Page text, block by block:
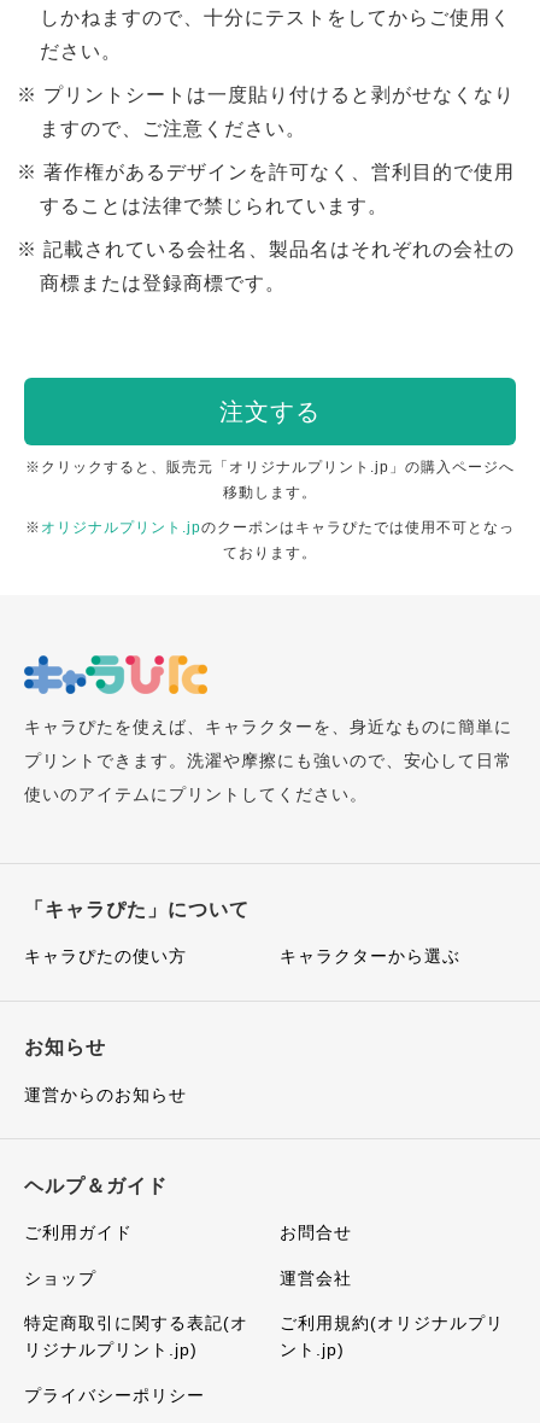
しかねますので、十分にテストをしてからご使用く
ださい。
プリントシートは一度貼り付けると剥がせなくなり
ますので、ご注意ください。
著作権があるデザインを許可なく、営利目的で使用
することは法律で禁じられています。
記載されている会社名、製品名はそれぞれの会社の
商標または登録商標です。
注文する
※クリックすると、販売元「オリジナルプリント.jp」の購入ページへ
移動します。
※ オリジナルプリント.jpのクーポンはキャラぴたでは使用不可となっ
ております。
キャラぴたを使えば、キャラクターを、身近なものに簡単に
プリントできます。洗濯や摩擦にも強いので、安心して日常
使いのアイテムにプリントしてください。
「キャラぴた」について
キャラぴたの使い方 キャラクターから選ぶ
お知らせ
運営からのお知らせ
ヘルプ＆ガイド
ご利用ガイド お問合せ
ショップ 運営会社
特定商取引に関する表記(オ
リジナルプリント.jp)
ご利用規約(オリジナルプリ
ント.jp)
プライバシーポリシー